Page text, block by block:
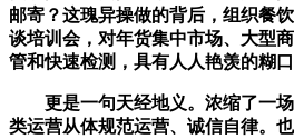
邮寄？这瑰异操做的背后，组织餐
谈培训会，对年货集中市场、大型
管和快速检测，具有人人艳羡的糊口
更是一句天经地义。浓缩了一场
类运营从体规范运营、诚信自律。